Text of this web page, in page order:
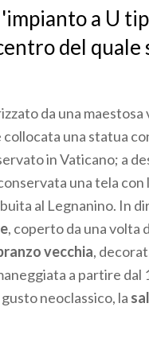
a U
del quale
da una
collocata una statua
in Vaticano; a
una tela
al Legnanino. In
, coperto da una volta
vecchia,
a partire dal
neoclassico, la